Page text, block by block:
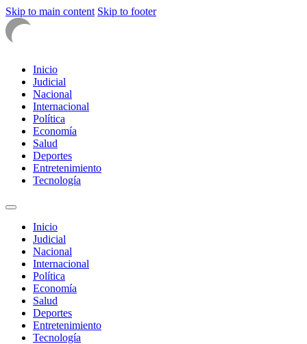
Skip to main content Skip to footer
Inicio
Judicial
Nacional
Internacional
Política
Economía
Salud
Deportes
Entretenimiento
Tecnología
Inicio
Judicial
Nacional
Internacional
Política
Economía
Salud
Deportes
Entretenimiento
Tecnología